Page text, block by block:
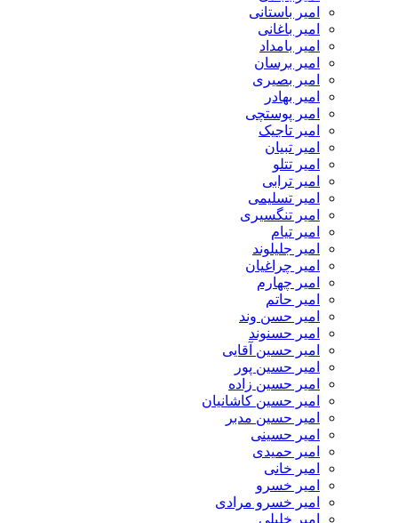
امیر باستانی
امیر باغانی
امیر بامداد
امیر برسان
امیر بصیری
امیر بهادر
امیر پوستچی
امیر تاجیک
امیر تبیان
امیر تتلو
امیر ترابی
امیر تسلیمی
امیر تنگسیری
امیر تیام
امیر جلیلوند
امیر چراغیان
امیر چهارم
امیر حاتم
امیر حسن وند
امیر حسنوند
امیر حسین آقایی
امیر حسین پور
امیر حسین زاده
امیر حسین کاشانیان
امیر حسین مدبر
امیر حسینی
امیر حمیدی
امیر خانی
امیر خسرو
امیر خسرو مرادی
امیر خلیلی